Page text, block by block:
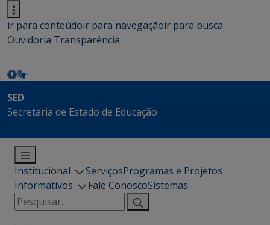
ir para conteúdoir para navegaçãoir para busca
Ouvidoria Transparência
SED
Secretaria de Estado de Educação
Institucional ServiçosProgramas e Projetos
Informativos
Fale ConoscoSistemas
Pesquisar
por: